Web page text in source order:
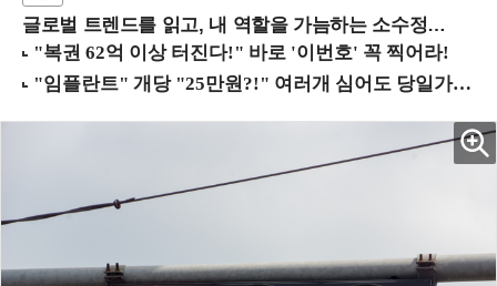
글로벌 트렌드를 읽고, 내 역할을 가늠하는 소수정예 실습 워크숍 (8/28 신논현역)